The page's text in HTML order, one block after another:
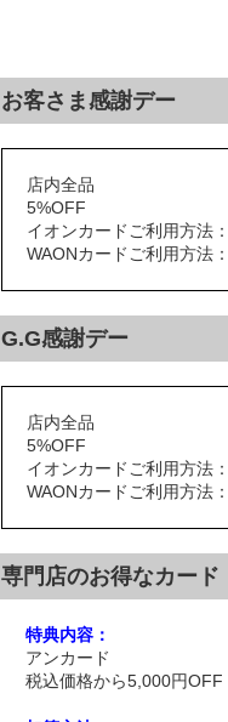
お客さま感謝デー
店内全品
5%OFF
イオンカードご利用方法
WAONカードご利用方法
G.G感謝デー
店内全品
5%OFF
イオンカードご利用方法
WAONカードご利用方法
専門店のお得なカード
特典内容：
アンカード
税込価格から5,000円OFF